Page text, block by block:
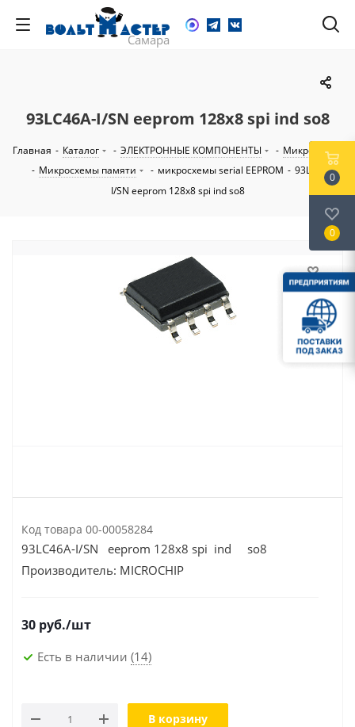
93LC46A-I/SN eeprom 128x8 spi ind so8
Главная - Каталог - ЭЛЕКТРОННЫЕ КОМПОНЕНТЫ - Микросхемы
- Микросхемы памяти - микросхемы serial EEPROM - 93LC46A-
I/SN eeprom 128x8 spi ind so8
Код товара 00-00058284
93LC46A-I/SN eeprom 128x8 spi ind so8
Производитель: MICROCHIP
30 руб./шт
Есть в наличии (14)
В корзину
0
0